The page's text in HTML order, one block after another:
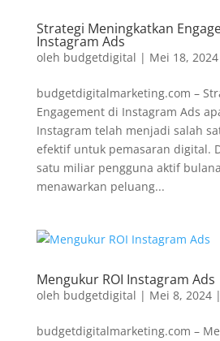
Strategi Meningkatkan
Instagram Ads
oleh budgetdigital | Mei 18, 2024
budgetdigitalmarketing.com –
Engagement di Instagram Ads
Instagram telah menjadi salah
efektif untuk pemasaran digital.
satu miliar pengguna aktif
menawarkan peluang...
Mengukur ROI Instagram Ads
oleh budgetdigital | Mei 8, 2024|
budgetdigitalmarketing.com –